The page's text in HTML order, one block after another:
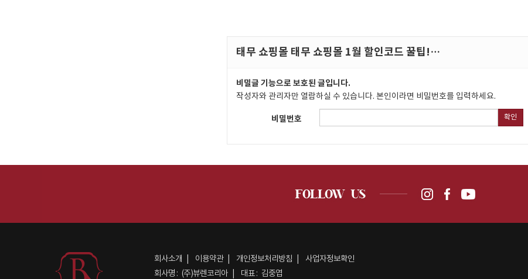
태무 쇼핑몰 태무 쇼핑몰 1월 할인코드 꿀팁!…
비밀글 기능으로 보호된 글입니다.
작성자와 관리자만 열람하실 수 있습니다. 본인이라면 비밀번호를 입력하세요.
비밀번호 확인
회사소개 이용약관 개인정보처리방침
사업자정보확인
회사명 : (주)뷰렌코리아 대표 : 김중엽